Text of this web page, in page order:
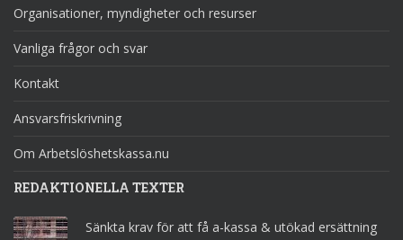
Organisationer, myndigheter och resurser
Vanliga frågor och svar
Kontakt
Ansvarsfriskrivning
Om Arbetslöshetskassa.nu
REDAKTIONELLA TEXTER
Sänkta krav för att få a-kassa & utökad ersättning